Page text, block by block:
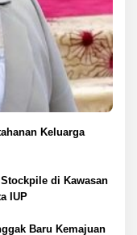
Keluarga
di Kawasan
IUP
Baru Kemajuan